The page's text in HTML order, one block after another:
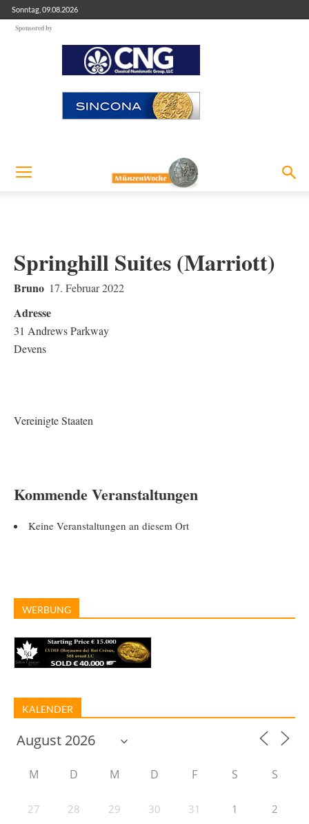
Sonntag, 09.08.2026
Sponsored by
Springhill Suites (Marriott)
Bruno 17. Februar 2022
Adresse
31 Andrews Parkway
Devens
Vereinigte Staaten
Kommende Veranstaltungen
Keine Veranstaltungen an diesem Ort
WERBUNG
KALENDER
M D M D F S S
27 28 29 30 31 1 2